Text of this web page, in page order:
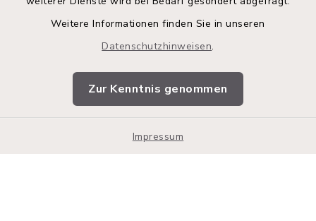
Weitere Informationen finden Sie in unseren
Datenschutzhinweisen.
Zur Kenntnis genommen
Impressum
Barrierefreiheit
Impressum
Sitemap